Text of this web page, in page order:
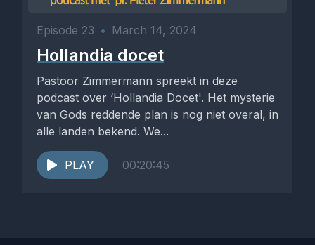
Episode 23 • March 14, 2024
Hollandia docet
Pastoor Zimmermann spreekt in deze
podcast over ‘Hollandia Docet'. Het mysterie
van Gods reddende plan is nog niet overal, in
alle landen bekend. We...
PLAY 00:20:45